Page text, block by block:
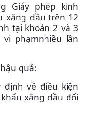
Giấy phép kinh
xăng dầu trên 12
tại khoản 2 và 3
phạmnhiều lần
quả:
định về điều kiện
xăng dầu đối